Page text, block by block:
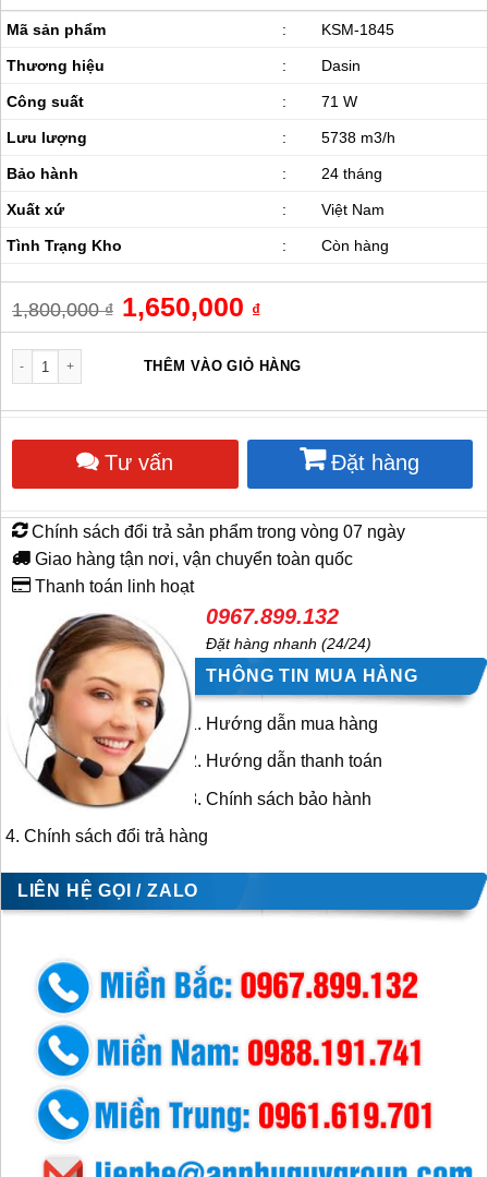
Mã sản phẩm : KSM-1845
Thương hiệu : Dasin
Công suất : 71 W
Lưu lượng : 5738 m3/h
Bảo hành : 24 tháng
Xuất xứ : Việt Nam
Tình Trạng Kho : Còn hàng
1,800,000₫
Giá
gốc
là:
1,800,000 ₫.
1,650,000 ₫
Giá
hiện
tại
là:
1,650,000 ₫.
Quạt đứng công nghiệp Dasin KSM-1845 số lượng
THÊM VÀO GIỎ HÀNG
Tư vấn Đặt hàng
Chính sách đổi trả sản phẩm trong vòng 07 ngày
Giao hàng tận nơi, vận chuyển toàn quốc
Thanh toán linh hoạt
0967.899.132
Đặt hàng nhanh (24/24)
THÔNG TIN MUA HÀNG
Hướng dẫn mua hàng
Hướng dẫn thanh toán
Chính sách bảo hành
Chính sách đổi trả hàng
LIÊN HỆ GỌI / ZALO